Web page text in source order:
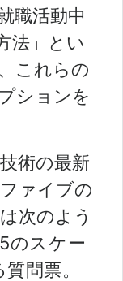
職活動中
法」とい
これらの
ションを
術の最新
ァイブの
次のよう
のスケー
問票。